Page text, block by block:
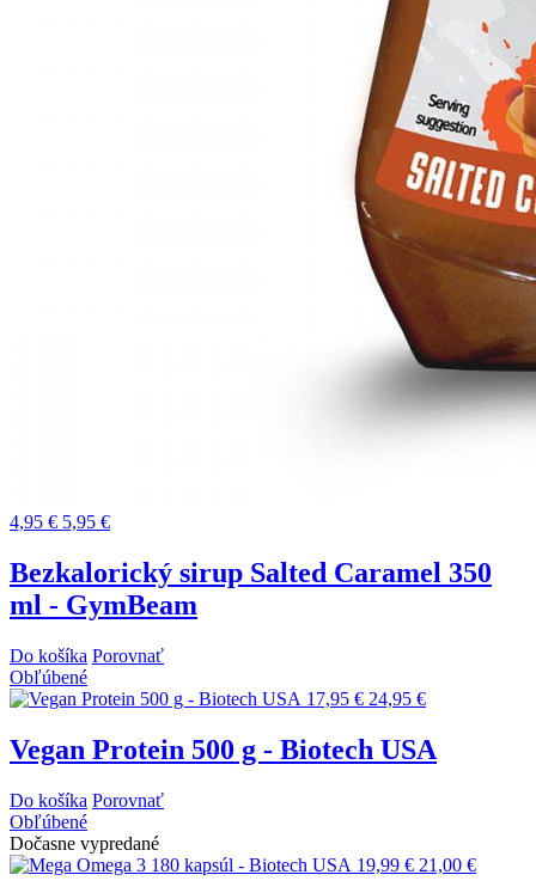
4,95 € 5,95 €
Bezkalorický sirup Salted Caramel 350
ml - GymBeam
Do košíka Porovnať
Obľúbené
17,95 € 24,95 €
Vegan Protein 500 g - Biotech USA
Do košíka Porovnať
Obľúbené
Dočasne vypredané
19,99 € 21,00 €